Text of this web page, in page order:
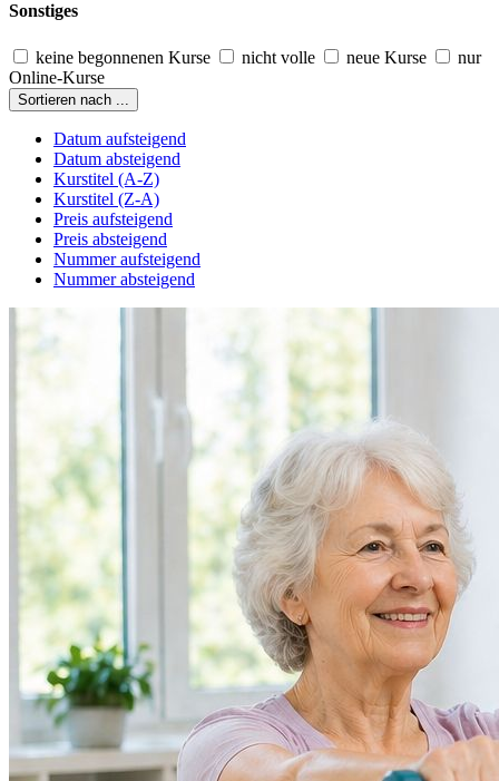
Sonstiges
keine begonnenen Kurse nicht volle neue Kurse
nur
Online-Kurse
Sortieren nach ...
Datum aufsteigend
Datum absteigend
Kurstitel (A-Z)
Kurstitel (Z-A)
Preis aufsteigend
Preis absteigend
Nummer aufsteigend
Nummer absteigend